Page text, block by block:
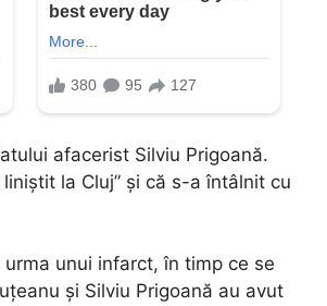
afacerist Silviu Prigoană.
la Cluj” și că s-a întâlnit cu
unui infarct, în timp ce se
și Silviu Prigoană au avut